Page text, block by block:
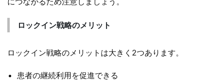
ロックイン戦略のメリット
ロックイン戦略のメリットは大きく2つあります。
患者の継続利用を促進できる